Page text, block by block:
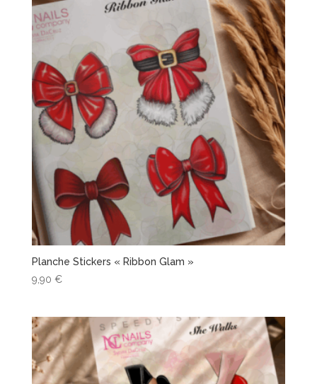
Planche Stickers « Ribbon Glam »
9,90 €